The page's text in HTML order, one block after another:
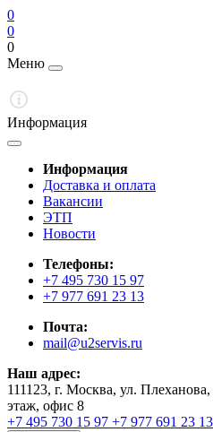
0
0
0
Меню
Информация
Информация
Доставка и оплата
Вакансии
ЭТП
Новости
Телефоны:
+7 495 730 15 97
+7 977 691 23 13
Почта:
mail@u2servis.ru
Наш адрес:
111123, г. Москва, ул.
этаж, офис 8
+7 495 730 15 97 +7 977 691 23 13